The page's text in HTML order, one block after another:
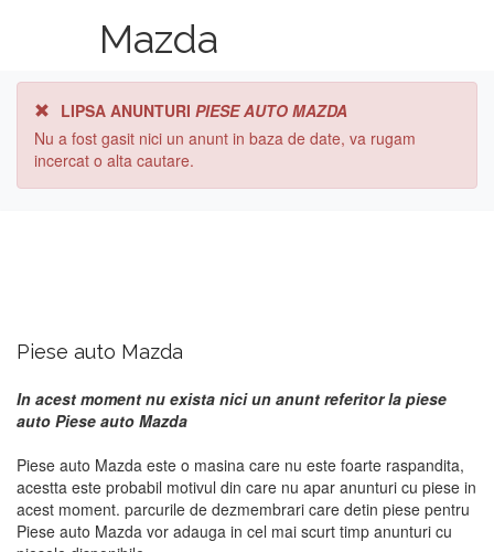
Mazda
LIPSA ANUNTURI PIESE AUTO MAZDA
Nu a fost gasit nici un anunt in baza de date, va rugam
incercat o alta cautare.
Piese auto Mazda
In acest moment nu exista nici un anunt referitor la piese
auto Piese auto Mazda
Piese auto Mazda este o masina care nu este foarte raspandita,
acestta este probabil motivul din care nu apar anunturi cu piese in
acest moment. parcurile de dezmembrari care detin piese pentru
Piese auto Mazda vor adauga in cel mai scurt timp anunturi cu